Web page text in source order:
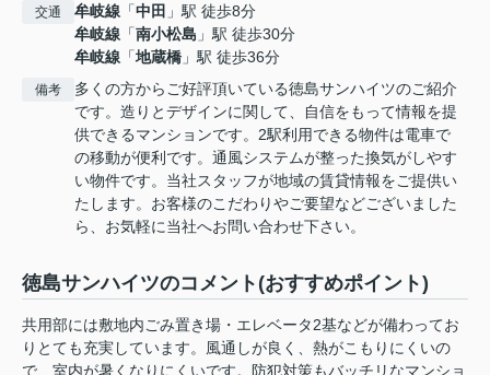
交通 牟岐線 「中田 」駅 徒歩8分
牟岐線 「南小松島 」駅 徒歩30分
牟岐線 「地蔵橋 」駅 徒歩36分
備考
多くの方からご好評頂いている徳島サンハイツのご紹介
です。造りとデザインに関して、自信をもって情報を提
供できるマンションです。2駅利用できる物件は電車で
の移動が便利です。通風システムが整った換気がしやす
い物件です。当社スタッフが地域の賃貸情報をご提供い
たします。お客様のこだわりやご要望などございました
ら、お気軽に当社へお問い合わせ下さい。
徳島サンハイツのコメント(おすすめポイント)
共用部には敷地内ごみ置き場・エレベータ2基などが備わってお
りとても充実しています。風通しが良く、熱がこもりにくいの
で、室内が暑くなりにくいです。防犯対策もバッチリなマンショ